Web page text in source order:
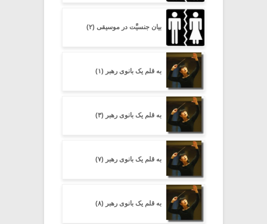
بیان جنسیَّت در موسیقی (۲)
به قلم یک بانوی رهبر (۱)
به قلم یک بانوی رهبر (۳)
به قلم یک بانوی رهبر (۷)
به قلم یک بانوی رهبر (۸)